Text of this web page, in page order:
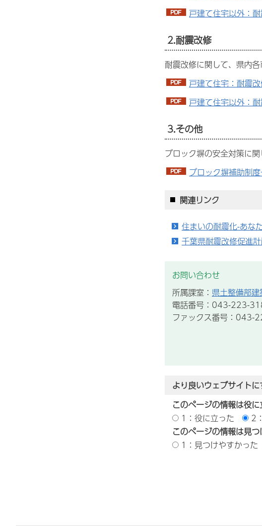
戸建て住宅以外：
2.耐震改修
耐震改修に関して、県内
戸建て住宅：耐震
戸建て住宅以外：
3.その他
ブロック塀の安全対策に
ブロック塀補助制
関連リンク
住まいの耐震化-あな
千葉県耐震改修促進
お問い合わせ
所属課室： 県土整備部
電話番号：043-223-
ファックス番号：043-
より良いウェブサイト
このページの情報は役
1：役に立った
2
このページの情報は見
1：見つけやすかった